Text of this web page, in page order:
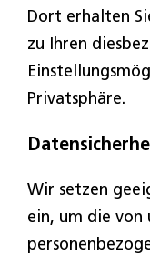
Dort erhalten
zu Ihren
Privatsphäre.
Wir setzen
ein, um die von